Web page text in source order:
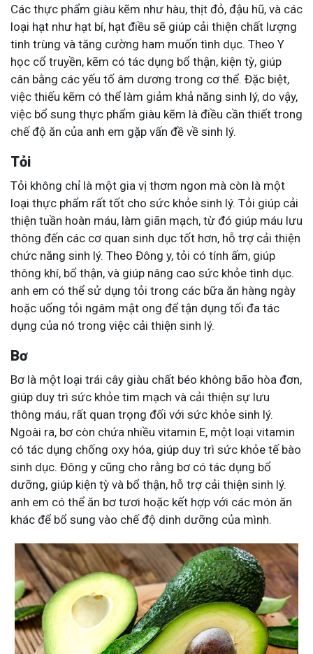
Các thực phẩm giàu kẽm như hàu, thịt đỏ, đậu hũ, và các
loại hạt như hạt bí, hạt điều sẽ giúp cải thiện chất lượng
tinh trùng và tăng cường ham muốn tình dục. Theo Y
học cổ truyền, kẽm có tác dụng bổ thận, kiện tỳ, giúp
cân bằng các yếu tố âm dương trong cơ thể. Đặc biệt,
việc thiếu kẽm có thể làm giảm khả năng sinh lý, do vậy,
việc bổ sung thực phẩm giàu kẽm là điều cần thiết trong
chế độ ăn của anh em gặp vấn đề về sinh lý.
Tỏi
Tỏi không chỉ là một gia vị thơm ngon mà còn là một
loại thực phẩm rất tốt cho sức khỏe sinh lý. Tỏi giúp cải
thiện tuần hoàn máu, làm giãn mạch, từ đó giúp máu lưu
thông đến các cơ quan sinh dục tốt hơn, hỗ trợ cải thiện
chức năng sinh lý. Theo Đông y, tỏi có tính ấm, giúp
thông khí, bổ thận, và giúp nâng cao sức khỏe tình dục.
anh em có thể sử dụng tỏi trong các bữa ăn hàng ngày
hoặc uống tỏi ngâm mật ong để tận dụng tối đa tác
dụng của nó trong việc cải thiện sinh lý.
Bơ
Bơ là một loại trái cây giàu chất béo không bão hòa đơn,
giúp duy trì sức khỏe tim mạch và cải thiện sự lưu
thông máu, rất quan trọng đối với sức khỏe sinh lý.
Ngoài ra, bơ còn chứa nhiều vitamin E, một loại vitamin
có tác dụng chống oxy hóa, giúp duy trì sức khỏe tế bào
sinh dục. Đông y cũng cho rằng bơ có tác dụng bổ
dưỡng, giúp kiện tỳ và bổ thận, hỗ trợ cải thiện sinh lý.
anh em có thể ăn bơ tươi hoặc kết hợp với các món ăn
khác để bổ sung vào chế độ dinh dưỡng của mình.